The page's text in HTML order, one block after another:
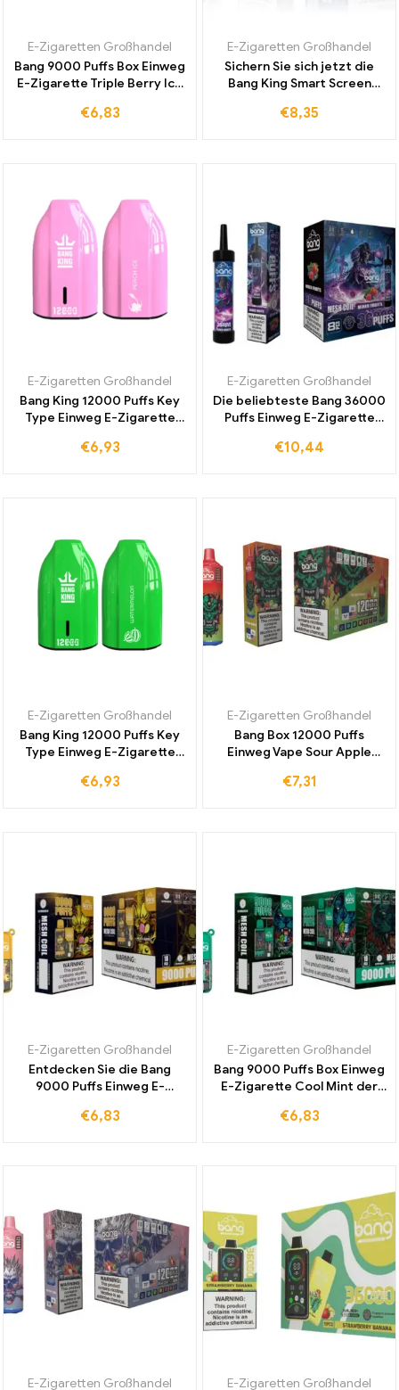
E-Zigaretten Großhandel
Bang 9000 Puffs Box Einweg
E-Zigarette Triple Berry Ice
erfrischenden fruchtigen
€6,83
E-Zigaretten Großhandel
Sichern Sie sich jetzt die
Bang King Smart Screen
Zigarette Berry Blast mit
€8,35
E-Zigaretten Großhandel
Bang King 12000 Puffs Key
Type Einweg E-Zigarette
Frische Jetzt im Duty-Free
€6,93
E-Zigaretten Großhandel
Die beliebteste Bang 36000
Puffs Einweg E-Zigarette
zu einem günstigen Preis
€10,44
E-Zigaretten Großhandel
Bang King 12000 Puffs Key
Type Einweg E-Zigarette
Bestseller Zum
€6,93
E-Zigaretten Großhandel
Bang Box 12000 Puffs
Einweg Vape Sour Apple
Vertrieb und intensiven
€7,31
E-Zigaretten Großhandel
Entdecken Sie die Bang
9000 Puffs Einweg E-
für ein einzigartiges
€6,83
E-Zigaretten Großhandel
Bang 9000 Puffs Box Einweg
E-Zigarette Cool Mint der
Klassiker für intensives und
€6,83
E-Zigaretten Großhandel
E-Zigaretten Großhandel